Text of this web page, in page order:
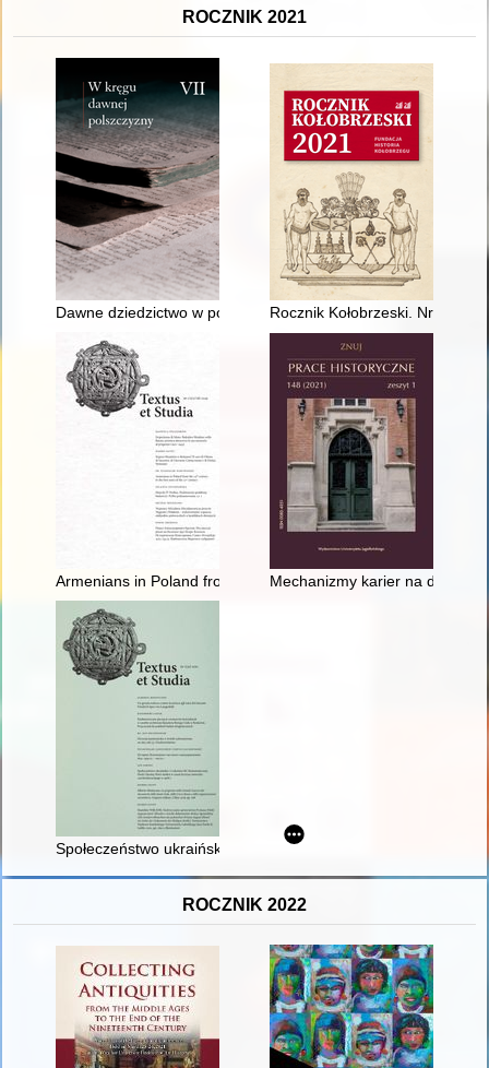
ROCZNIK 2021
Dawne dziedzictwo w polskich gwarowych nazwach roślin
Rocznik Kołobrzeski. Nr 2
Armenians in Poland from the 14th century to the first years
Mechanizmy karier na
Społeczeństwo ukraińskie i I sekretarz KC Komunistycznej
ROCZNIK 2022